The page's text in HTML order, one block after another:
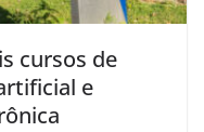
cursos de
e